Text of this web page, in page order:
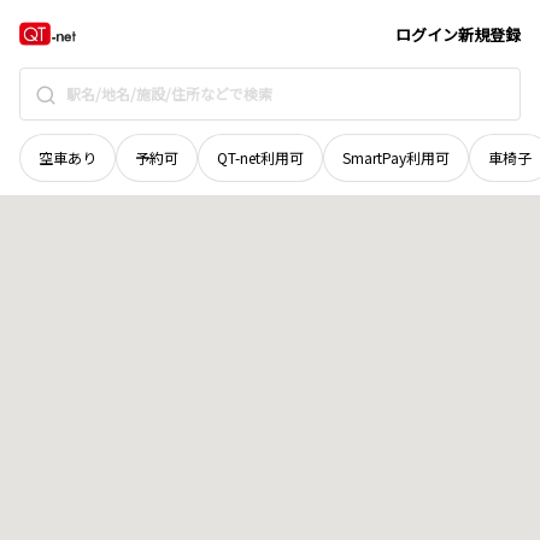
ログイン新規登録
空車あり 予約可 QT-net利用可 SmartPay利用可 車椅子
北海道